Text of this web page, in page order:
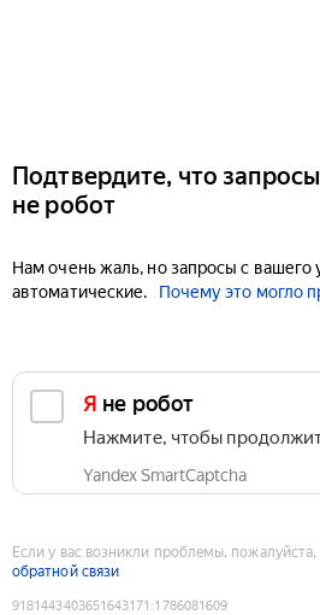
Подтвердите, что
не робот
Нам очень жаль, но запросы с вашего
автоматические.
Почему это могло
Я не робот
Нажмите, чтобы
Yandex SmartCaptcha
Если у вас возникли проблемы, пожалуйста,
обратной связи
9181443403651643171 :1786081609